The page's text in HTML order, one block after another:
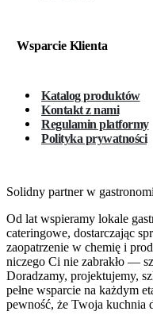
Wsparcie Klienta
Katalog produktów
Kontakt z nami
Regulamin platformy
Polityka prywatności
Solidny partner w
Od lat wspieramy lokale
cateringowe, dostarczając
zaopatrzenie w chemię i
niczego Ci nie zabrakło —
Doradzamy, projektujemy,
pełne wsparcie na każdym
pewność, że Twoja kuchnia